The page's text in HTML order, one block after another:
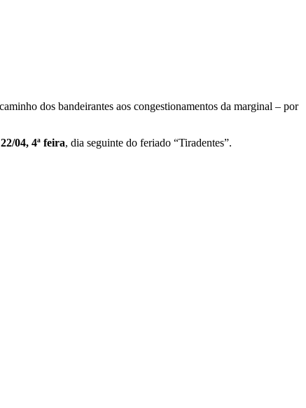
dos bandeirantes aos congestionamentos da marginal – por
04, 4ª feira, dia seguinte do feriado “Tiradentes”.